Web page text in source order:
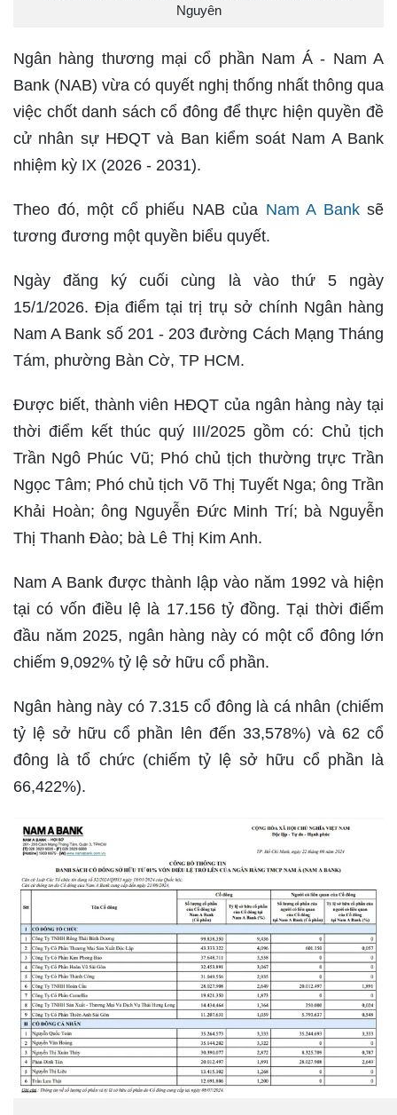
Nguyên
Ngân hàng thương mại cổ phần Nam Á - Nam A
Bank (NAB) vừa có quyết nghị thống nhất thông qua
việc chốt danh sách cổ đông để thực hiện quyền đề
cử nhân sự HĐQT và Ban kiểm soát Nam A Bank
nhiệm kỳ IX (2026 - 2031).
Theo đó, một cổ phiếu NAB của Nam A Banksẽ
tương đương một quyền biểu quyết.
Ngày đăng ký cuối cùng là vào thứ 5 ngày
15/1/2026. Địa điểm tại trị trụ sở chính Ngân hàng
Nam A Bank số 201 - 203 đường Cách Mạng Tháng
Tám, phường Bàn Cờ, TP HCM.
Được biết, thành viên HĐQT của ngân hàng này tại
thời điểm kết thúc quý III/2025 gồm có: Chủ tịch
Trần Ngô Phúc Vũ; Phó chủ tịch thường trực Trần
Ngọc Tâm; Phó chủ tịch Võ Thị Tuyết Nga; ông Trần
Khải Hoàn; ông Nguyễn Đức Minh Trí; bà Nguyễn
Thị Thanh Đào; bà Lê Thị Kim Anh.
Nam A Bank được thành lập vào năm 1992 và hiện
tại có vốn điều lệ là 17.156 tỷ đồng. Tại thời điểm
đầu năm 2025, ngân hàng này có một cổ đông lớn
chiếm 9,092% tỷ lệ sở hữu cổ phần.
Ngân hàng này có 7.315 cổ đông là cá nhân (chiếm
tỷ lệ sở hữu cổ phần lên đến 33,578%) và 62 cổ
đông là tổ chức (chiếm tỷ lệ sở hữu cổ phần là
66,422%).